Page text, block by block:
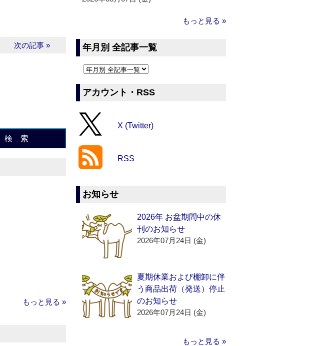
次の記事 »
検 索
もっと見る »
もっと見る »
年月別 全記事一覧
アカウント・RSS
X (Twitter)
RSS
お知らせ
2026年 お盆期間中の休
刊のお知らせ
2026年07月24日 (金)
夏期休業および棚卸に伴
う商品出荷（発送）停止
のお知らせ
2026年07月24日 (金)
もっと見る »